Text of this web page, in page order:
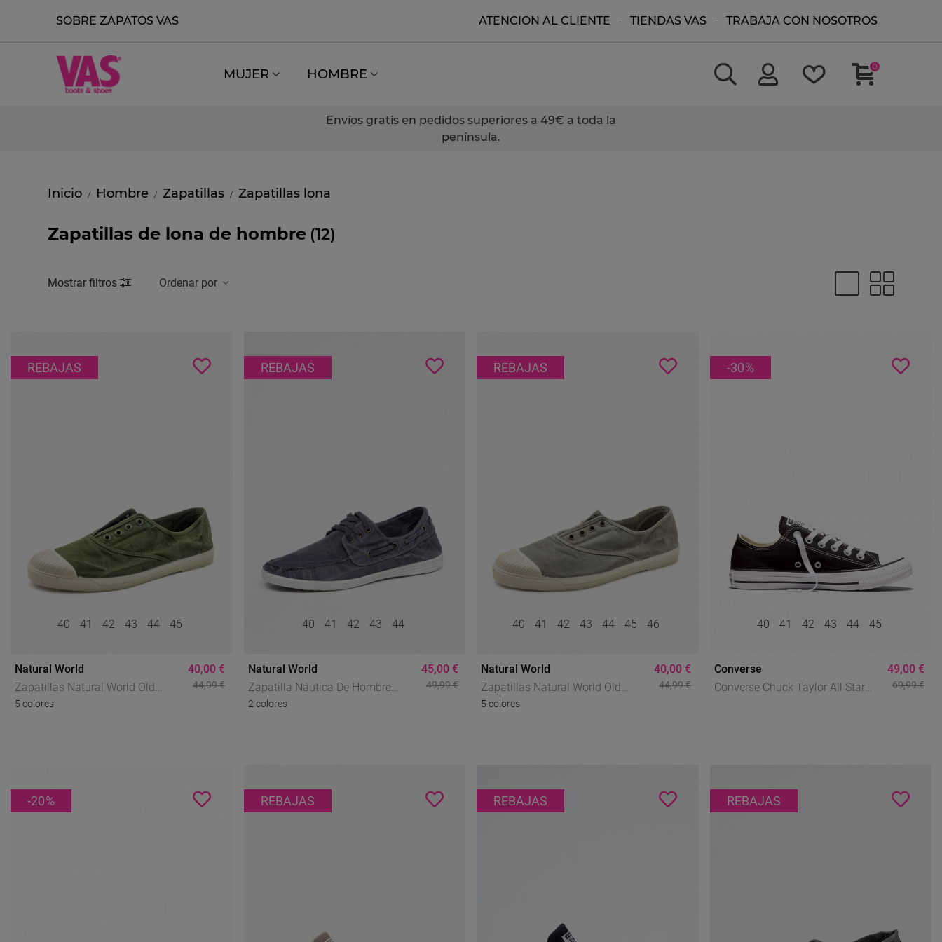
SOBRE ZAPATOS VAS ATENCION AL CLIENTE TIENDAS VAS TRABAJA CON NOSOTROS
MUJER HOMBRE 0
Envíos gratis en pedidos superiores a 49€ a toda la
península.
Inicio / Hombre / Zapatillas / Zapatillas lona
Zapatillas de lona de hombre (12)
Mostrar filtros Ordenar por
REBAJAS
40 41 42 43 44 45
Natural World
Zapatillas Natural World Old
Condor 3102E Verde – Sneakers
5 colores
40,00 €
44,99 €
REBAJAS
40 41 42 43 44
Natural World
Zapatilla Náutica De Hombre
Natural World Old Elbrus De Lona
2 colores
45,00 €
49,99 €
REBAJAS
40 41 42 43 44 45 46
Natural World
Zapatillas Natural World Old
Condor Hombre Grises De Lona
5 colores
40,00 €
44,99 €
-30%
40 41 42 43 44 45
Converse
Converse Chuck Taylor All Star
49,00 €
69,99 €
-20% REBAJAS REBAJAS REBAJAS